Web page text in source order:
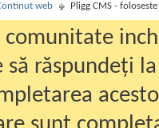
web Pligg CMS -
comunitate
să răspundeți